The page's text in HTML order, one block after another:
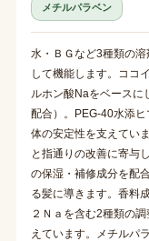
メチルパラベン
水・ＢＧなど3種類の
して機能します。ココ
ルホン酸Naをベースに
配合）。PEG-40水添
体の安定性を支えてい
と指通りの改善に寄与
の保湿・補修成分を配
る髪に導きます。香料
２Ｎａを含む2種類の
えています。メチルパ